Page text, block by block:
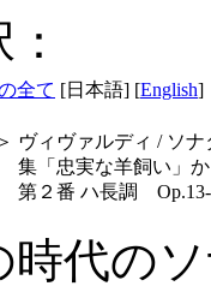
全て [日本語] [English]
＞ ヴィヴァルディ / ソナ
集「忠実な羊飼い」
第２番 ハ長調
代の